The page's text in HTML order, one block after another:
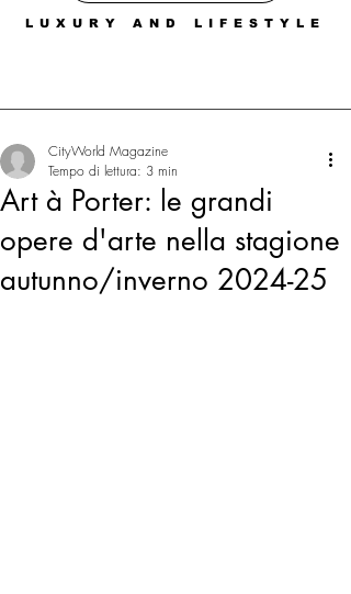
LUXURY AND LIFESTYLE
Art à Porter: le grandi
opere d'arte nella stagione
autunno/inverno 2024-25
CityWorld Magazine
Tempo di lettura: 3 min